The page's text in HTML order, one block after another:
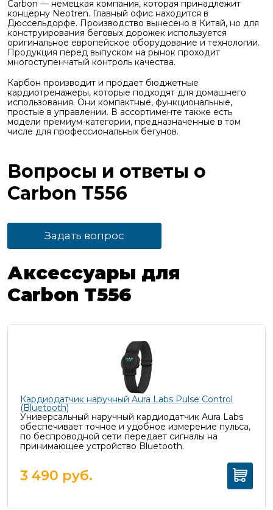
Carbon — немецкая компания, которая принадлежит
концерну Neotren. Главный офис находится в
Дюссельдорфе. Производство вынесено в Китай, но для
конструирования беговых дорожек используется
оригинальное европейское оборудование и технологии.
Продукция перед выпуском на рынок проходит
многоступенчатый контроль качества.
Карбон производит и продает бюджетные
кардиотренажеры, которые подходят для домашнего
использования. Они компактные, функциональные,
простые в управлении. В ассортименте также есть
модели премиум-категории, предназначенные в том
числе для профессиональных бегунов.
Вопросы и ответы о
Carbon T556
Задать вопрос
Аксессуары для
Carbon T556
Кардиодатчик наручный Aura Labs Pulse Control
(Bluetooth)
Универсальный наручный кардиодатчик Aura Labs
обеспечивает точное и удобное измерение пульса,
по беспроводной сети передает сигналы на
принимающее устройство Bluetooth.
3 490 руб.